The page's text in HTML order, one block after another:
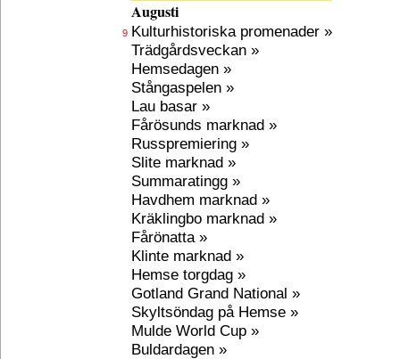
Augusti
9 Kulturhistoriska promenader »
Trädgårdsveckan »
Hemsedagen »
Stångaspelen »
Lau basar »
Fårösunds marknad »
Russpremiering »
Slite marknad »
Summaratingg »
Havdhem marknad »
Kräklingbo marknad »
Fårönatta »
Klinte marknad »
Hemse torgdag »
Gotland Grand National »
Skyltsöndag på Hemse »
Mulde World Cup »
Buldardagen »